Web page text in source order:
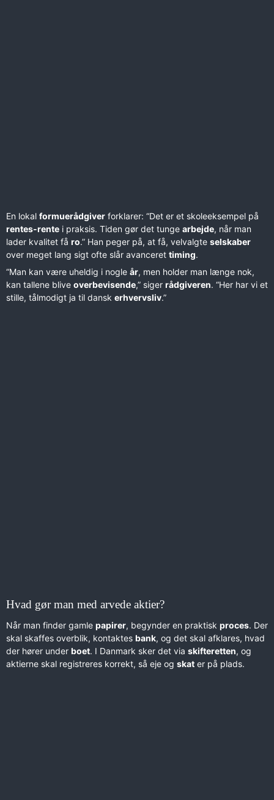
En lokal formuerådgiver forklarer: “Det er et skoleeksempel på
rentes-rente i praksis. Tiden gør det tunge arbejde, når man
lader kvalitet få ro.” Han peger på, at få, velvalgte selskaber
over meget lang sigt ofte slår avanceret timing.
“Man kan være uheldig i nogle år, men holder man længe nok,
kan tallene blive overbevisende,” siger rådgiveren. “Her har vi et
stille, tålmodigt ja til dansk erhvervsliv.”
Hvad gør man med arvede aktier?
Når man finder gamle papirer, begynder en praktisk proces. Der
skal skaffes overblik, kontaktes bank, og det skal afklares, hvad
der hører under boet. I Danmark sker det via skifteretten, og
aktierne skal registreres korrekt, så eje og skat er på plads.